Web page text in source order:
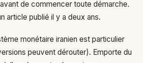
de commencer toute démarche.
article publié il y a deux ans.
monétaire iranien est particulier
peuvent dérouter). Emporte du